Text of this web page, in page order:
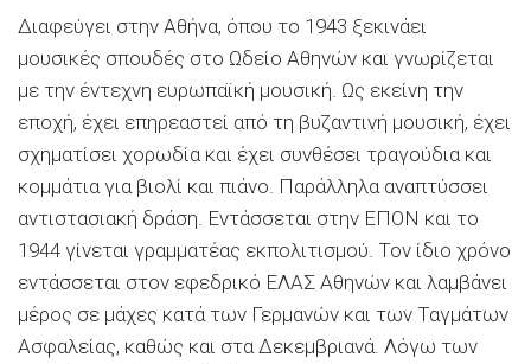
Διαφεύγει στην Αθήνα, όπου το 1943 ξεκινάει
μουσικές σπουδές στο Ωδείο Αθηνών και γνωρίζεται
με την έντεχνη ευρωπαϊκή μουσική. Ως εκείνη την
εποχή, έχει επηρεαστεί από τη βυζαντινή μουσική, έχει
σχηματίσει χορωδία και έχει συνθέσει τραγούδια και
κομμάτια για βιολί και πιάνο. Παράλληλα αναπτύσσει
αντιστασιακή δράση. Εντάσσεται στην ΕΠΟΝ και το
1944 γίνεται γραμματέας εκπολιτισμού. Τον ίδιο χρόνο
εντάσσεται στον εφεδρικό ΕΛΑΣ Αθηνών και λαμβάνει
μέρος σε μάχες κατά των Γερμανών και των Ταγμάτων
Ασφαλείας, καθώς και στα Δεκεμβριανά. Λόγω των